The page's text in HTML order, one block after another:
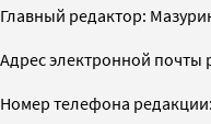
Главный редактор:
Адрес электронной почты
Номер телефона редакции: